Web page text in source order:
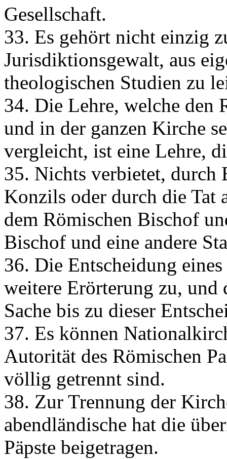
Gesellschaft.
33. Es gehört nicht einzig
Jurisdiktionsgewalt, aus
theologischen Studien zu
34. Die Lehre, welche den
und in der ganzen Kirche
vergleicht, ist eine Lehre,
35. Nichts verbietet, durch
Konzils oder durch die
dem Römischen Bischof
Bischof und eine andere
36. Die Entscheidung
weitere Erörterung zu, und
Sache bis zu dieser
37. Es können
Autorität des Römischen
völlig getrennt sind.
38. Zur Trennung der
abendländische hat die
Päpste beigetragen.